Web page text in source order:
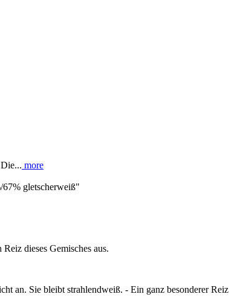
more
gletscherweiß"
dieses Gemisches aus.
an. Sie bleibt strahlendweiß. - Ein ganz besonderer Reiz